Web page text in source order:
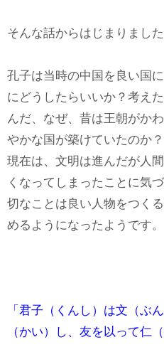
そんな話からはじまりました
孔子は当時の中国を良い国
にどうしたらいいか？考え
んだ、なぜ、昔は王朝がか
やかな国が築けていたのか？
現在は、文明は進んだが人
くなってしまったことに気
切なことは良い人物をつく
めるようになったようです。
「君子（くんし）は文（ぶ
（かい）し、友を以って仁